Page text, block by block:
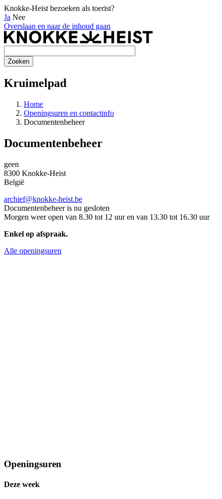
Knokke-Heist bezoeken als toerist?
Ja Nee
Overslaan en naar de inhoud gaan
Kruimelpad
Home
Openingsuren en contactinfo
Documentenbeheer
Documentenbeheer
geen
8300 Knokke-Heist
België
archief@knokke-heist.be
Documentenbeheer is nu gesloten
Morgen weer open van 8.30 tot 12 uur en van 13.30 tot 16.30 uur
Enkel op afspraak.
Alle openingsuren
Openingsuren
Deze week